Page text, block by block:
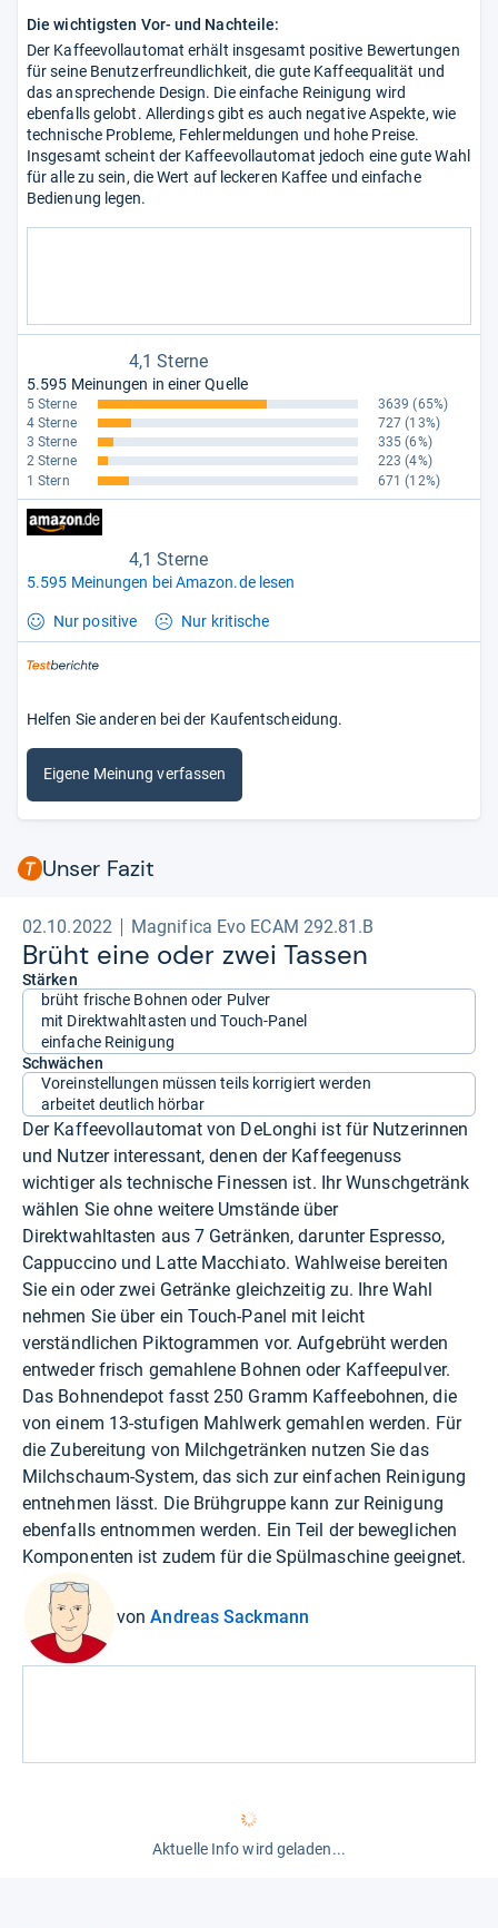
Die wichtigsten Vor- und Nachteile:
Der Kaffeevollautomat erhält insgesamt positive Bewertungen
für seine Benutzerfreundlichkeit, die gute Kaffeequalität und
das ansprechende Design. Die einfache Reinigung wird
ebenfalls gelobt. Allerdings gibt es auch negative Aspekte, wie
technische Probleme, Fehlermeldungen und hohe Preise.
Insgesamt scheint der Kaffeevollautomat jedoch eine gute Wahl
für alle zu sein, die Wert auf leckeren Kaffee und einfache
Bedienung legen.
4,1 Sterne
5.595 Meinungen in einer Quelle
5 Sterne 3639 (65%)
4 Sterne
727 (13%)
3 Sterne
335 (6%)
2 Sterne
223 (4%)
1 Stern
671 (12%)
4,1 Sterne
5.595 Meinungen bei Amazon.de lesen
Nur positive Nur kritische
Helfen Sie anderen bei der Kaufentscheidung.
Eigene Meinung verfassen
Unser Fazit
02.10.2022 Magnifica Evo ECAM 292.81.B
Brüht eine oder zwei Tas­sen
Stärken
brüht frische Bohnen oder Pulver
mit Direktwahltasten und Touch-Panel
einfache Reinigung
Schwächen
Voreinstellungen müssen teils korrigiert werden
arbeitet deutlich hörbar
Der Kaffeevollautomat von DeLonghi ist für Nutzerinnen
und Nutzer interessant, denen der Kaffeegenuss
wichtiger als technische Finessen ist. Ihr Wunschgetränk
wählen Sie ohne weitere Umstände über
Direktwahltasten aus 7 Getränken, darunter Espresso,
Cappuccino und Latte Macchiato. Wahlweise bereiten
Sie ein oder zwei Getränke gleichzeitig zu. Ihre Wahl
nehmen Sie über ein Touch-Panel mit leicht
verständlichen Piktogrammen vor. Aufgebrüht werden
entweder frisch gemahlene Bohnen oder Kaffeepulver.
Das Bohnendepot fasst 250 Gramm Kaffeebohnen, die
von einem 13-stufigen Mahlwerk gemahlen werden. Für
die Zubereitung von Milchgetränken nutzen Sie das
Milchschaum-System, das sich zur einfachen Reinigung
entnehmen lässt. Die Brühgruppe kann zur Reinigung
ebenfalls entnommen werden. Ein Teil der beweglichen
Komponenten ist zudem für die Spülmaschine geeignet.
vonAndreas Sackmann
Aktuelle Info wird geladen...